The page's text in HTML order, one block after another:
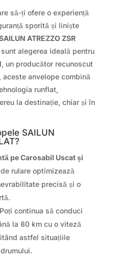
să-ți ofere o experiență
sporită și liniște
ATREZZO ZSR
alegerea ideală pentru
, un producător recunoscut
anvelope combină
runflat,
la destinație, chiar și în
SAILUN
pe Carosabil Uscat și
rulare optimizează
precisă și o
Poți continua să conduci
la 80 km cu o viteză
astfel situațiile